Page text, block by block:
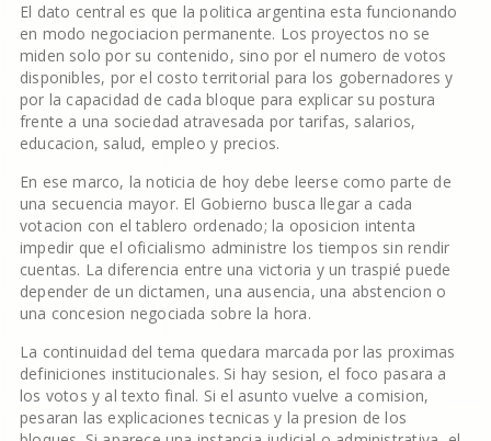
El dato central es que la politica argentina esta funcionando
en modo negociacion permanente. Los proyectos no se
miden solo por su contenido, sino por el numero de votos
disponibles, por el costo territorial para los gobernadores y
por la capacidad de cada bloque para explicar su postura
frente a una sociedad atravesada por tarifas, salarios,
educacion, salud, empleo y precios.
En ese marco, la noticia de hoy debe leerse como parte de
una secuencia mayor. El Gobierno busca llegar a cada
votacion con el tablero ordenado; la oposicion intenta
impedir que el oficialismo administre los tiempos sin rendir
cuentas. La diferencia entre una victoria y un traspié puede
depender de un dictamen, una ausencia, una abstencion o
una concesion negociada sobre la hora.
La continuidad del tema quedara marcada por las proximas
definiciones institucionales. Si hay sesion, el foco pasara a
los votos y al texto final. Si el asunto vuelve a comision,
pesaran las explicaciones tecnicas y la presion de los